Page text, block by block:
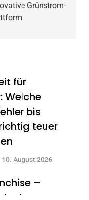
Grünstrom-
für
Welche
bis
teuer
10. August 2026
–